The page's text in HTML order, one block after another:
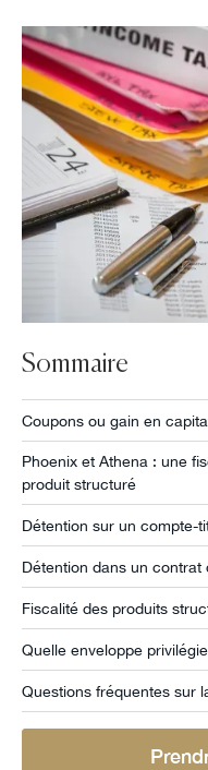
Sommaire
Coupons ou gain en
Phoenix et Athena : une
produit structuré
Détention sur un compte-
Détention dans un
Fiscalité des produits
Quelle enveloppe
Questions fréquentes sur